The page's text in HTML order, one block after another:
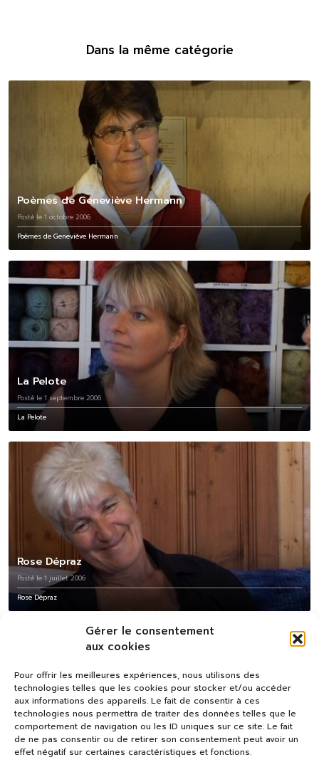
Gérer le consentement
aux cookies
Pour offrir les meilleures expériences, nous utilisons des
technologies telles que les cookies pour stocker et/ou accéder
aux informations des appareils. Le fait de consentir à ces
technologies nous permettra de traiter des données telles que le
comportement de navigation ou les ID uniques sur ce site. Le fait
de ne pas consentir ou de retirer son consentement peut avoir un
effet négatif sur certaines caractéristiques et fonctions.
Dans la même catégorie
Poèmes de Geneviève Hermann
Posté le 1 octobre 2006
Poèmes de Geneviève Hermann
La Pelote
Posté le 1 septembre 2006
La Pelote
Rose Dépraz
Posté le 1 juillet 2006
Rose Dépraz